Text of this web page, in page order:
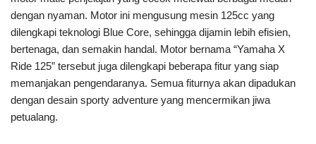
dengan nyaman. Motor ini mengusung mesin 125cc yang
dilengkapi teknologi Blue Core, sehingga dijamin lebih efisien,
bertenaga, dan semakin handal. Motor bernama “Yamaha X
Ride 125” tersebut juga dilengkapi beberapa fitur yang siap
memanjakan pengendaranya. Semua fiturnya akan dipadukan
dengan desain sporty adventure yang mencermikan jiwa
petualang.